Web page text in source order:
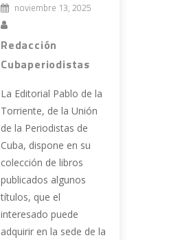
noviembre 13, 2025
Redacción
Cubaperiodistas
La Editorial Pablo de la
Torriente, de la Unión
de la Periodistas de
Cuba, dispone en su
colección de libros
publicados algunos
títulos, que el
interesado puede
adquirir en la sede de la